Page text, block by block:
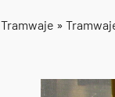
Tramwaje »